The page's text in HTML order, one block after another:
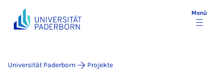
Menü
Universität Paderborn Projekte